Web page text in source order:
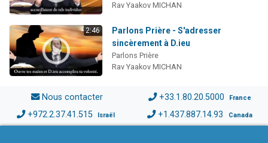
Rav Yaakov MICHAN
2:46
Parlons Prière - S'adresser
sincèrement à D.ieu
Parlons Prière
Rav Yaakov MICHAN
Nous contacter +33.1.80.20.5000 France
+972.2.37.41.515 Israël +1.437.887.14.93 Canada